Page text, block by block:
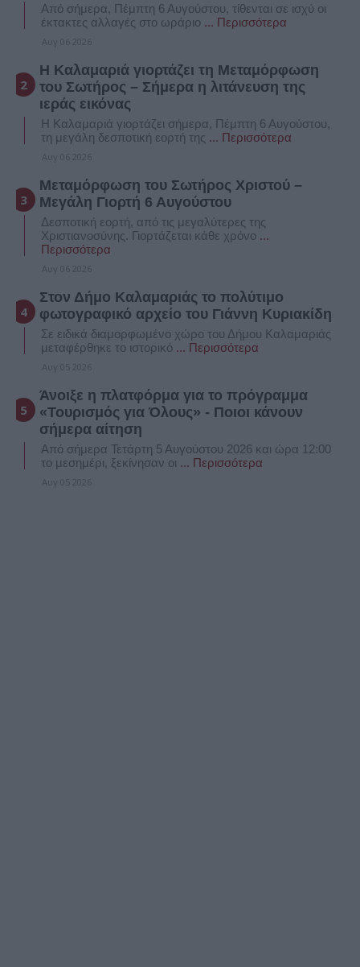
Από σήμερα, Πέμπτη 6 Αυγούστου, τίθενται σε ισχύ οι
έκτακτες αλλαγές στο ωράριο ... Περισσότερα
Αυγ 06 2026
Η Καλαμαριά γιορτάζει τη Μεταμόρφωση
του Σωτήρος – Σήμερα η λιτάνευση της
ιεράς εικόνας
Η Καλαμαριά γιορτάζει σήμερα, Πέμπτη 6 Αυγούστου,
τη μεγάλη δεσποτική εορτή της ... Περισσότερα
Αυγ 06 2026
Μεταμόρφωση του Σωτήρος Χριστού –
Μεγάλη Γιορτή 6 Αυγούστου
Δεσποτική εορτή, από τις μεγαλύτερες της
Χριστιανοσύνης. Γιορτάζεται κάθε χρόνο ...
Περισσότερα
Αυγ 06 2026
Στον Δήμο Καλαμαριάς το πολύτιμο
φωτογραφικό αρχείο του Γιάννη Κυριακίδη
Σε ειδικά διαμορφωμένο χώρο του Δήμου Καλαμαριάς
μεταφέρθηκε το ιστορικό ... Περισσότερα
Αυγ 05 2026
Άνοιξε η πλατφόρμα για το πρόγραμμα
«Τουρισμός για Όλους» - Ποιοι κάνουν
σήμερα αίτηση
Από σήμερα Τετάρτη 5 Αυγούστου 2026 και ώρα 12:00
το μεσημέρι, ξεκίνησαν οι ... Περισσότερα
Αυγ 05 2026